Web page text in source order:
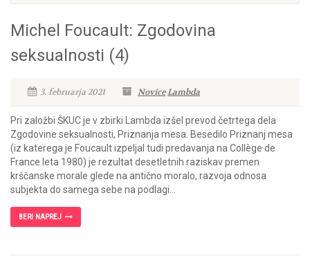
Michel Foucault: Zgodovina
seksualnosti (4)
3. februarja 2021 NoviceLambda
Pri založbi ŠKUC je v zbirki Lambda izšel prevod četrtega dela
Zgodovine seksualnosti, Priznanja mesa. Besedilo Priznanj mesa
(iz katerega je Foucault izpeljal tudi predavanja na Collège de
France leta 1980) je rezultat desetletnih raziskav premen
krščanske morale glede na antično moralo, razvoja odnosa
subjekta do samega sebe na podlagi...
BERI NAPREJ